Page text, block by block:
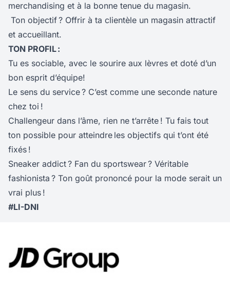
merchandising et à la bonne tenue du magasin.
Ton objectif ? Offrir à ta clientèle un magasin attractif
et accueillant.
TON PROFIL :
Tu es sociable, avec le sourire aux lèvres et doté d’un
bon esprit d’équipe!
Le sens du service ? C’est comme une seconde nature
chez toi !
Challengeur dans l’âme, rien ne t’arrête ! Tu fais tout
ton possible pour atteindre les objectifs qui t’ont été
fixés !
Sneaker addict ? Fan du sportswear ? Véritable
fashionista ? Ton goût prononcé pour la mode serait un
vrai plus !
#LI-DNI